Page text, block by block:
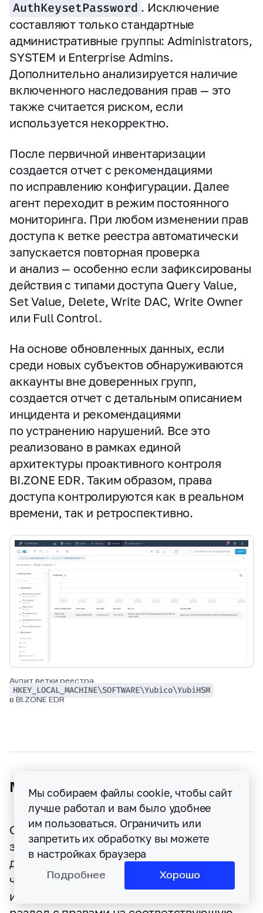
AuthKeysetPassword . Исключение
составляют только стандартные
административные группы: Administrators,
SYSTEM и Enterprise Admins.
Дополнительно анализируется наличие
включенного наследования прав — это
также считается риском, если
используется некорректно.
После первичной инвентаризации
создается отчет с рекомендациями
по исправлению конфигурации. Далее
агент переходит в режим постоянного
мониторинга. При любом изменении прав
доступа к ветке реестра автоматически
запускается повторная проверка
и анализ — особенно если зафиксированы
действия с типами доступа Query Value,
Set Value, Delete, Write DAC, Write Owner
или Full Control.
На основе обновленных данных, если
среди новых субъектов обнаруживаются
аккаунты вне доверенных групп,
создается отчет с детальным описанием
инцидента и рекомендациями
по устранению нарушений. Все это
реализовано в рамках единой
архитектуры проактивного контроля
BI.ZONE EDR. Таким образом, права
доступа контролируются как в реальном
времени, так и ретроспективно.
Аудит ветки реестра
HKEY_LOCAL_MACHINE\SOFTWARE\Yubico\YubiHSM
в BI.ZONE EDR
Методы защиты
Основная угроза в контексте ESC12
заключается в несанкционированном
доступе к паролю AuthKeysetPassword
что дает злоумышленнику возможность
использовать ключ CA. Вот как выглядит
Мы собираем файлы cookie, чтобы сайт
лучше работал и вам было удобнее
им пользоваться. Ограничить или
запретить их обработку вы можете
в настройках браузера
Подробнее Хорошо